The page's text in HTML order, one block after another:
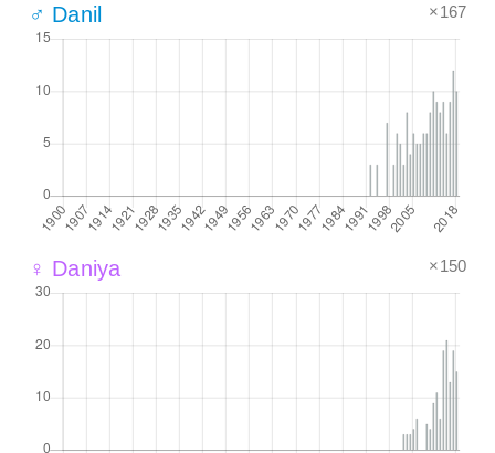
♂ Danil ×167
♀ Daniya ×150